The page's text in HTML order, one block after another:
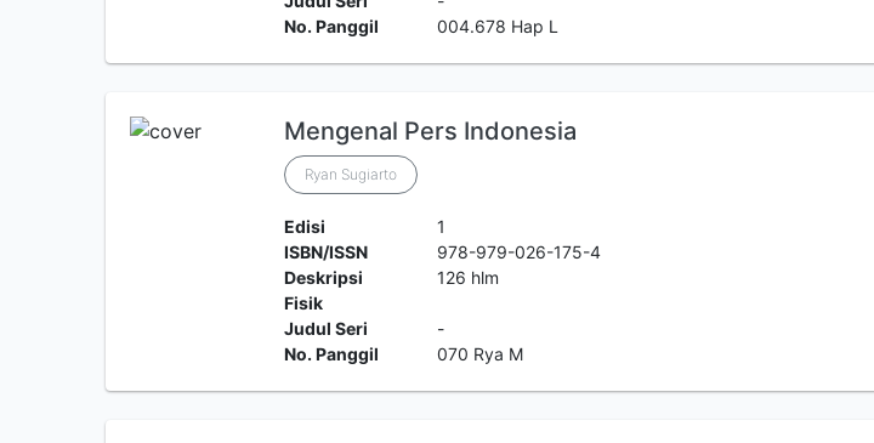
No. Panggil
004.678 Hap L
Mengenal Pers Indonesia
Ryan Sugiarto
Edisi
1
ISBN/ISSN
978-979-026-175-4
Deskripsi
Fisik
126 hlm
Judul Seri
-
No. Panggil
070 Rya M